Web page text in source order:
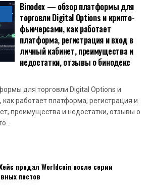
Binodex — обзор платформы для
торговли Digital Options и крипто-
фьючерсами, как работает
платформа, регистрация и вход в
личный кабинет, преимущества и
недостатки, отзывы о бинодекс
для торговли Digital Options и
работает платформа, регистрация и
преимущества и недостатки, отзывы о
продал Worldcoin после серии
постов